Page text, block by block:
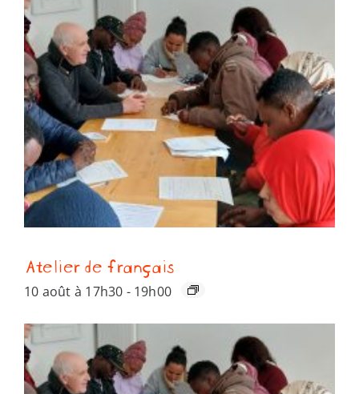
Atelier de français
10 août à 17h30 - 19h00